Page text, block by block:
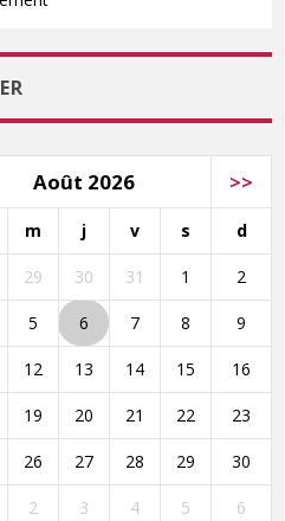
Août 2026 >>
m j v s d
29 30 31 1 2
5 6 7 8 9
12 13 14 15 16
19 20 21 22 23
26 27 28 29 30
2 3 4 5 6